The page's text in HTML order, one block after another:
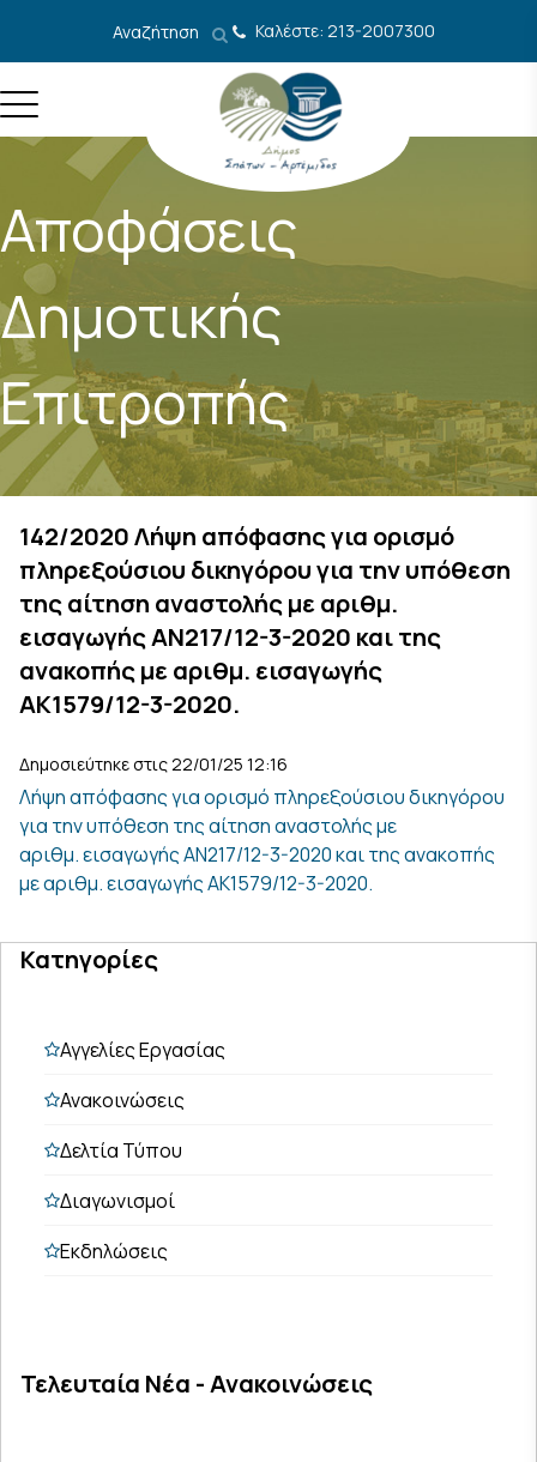
Αναζήτηση Καλέστε: 213-2007300
Αποφάσεις
Δημοτικής
Επιτροπής
142/2020 Λήψη απόφασης για ορισμό
πληρεξούσιου δικηγόρου για την υπόθεση
της αίτηση αναστολής με αριθμ.
εισαγωγής ΑΝ217/12-3-2020 και της
ανακοπής με αριθμ. εισαγωγής
ΑΚ1579/12-3-2020.
Δημοσιεύτηκε στις 22/01/25 12:16
Λήψη απόφασης για ορισμό πληρεξούσιου δικηγόρου
για την υπόθεση της αίτηση αναστολής με
αριθμ. εισαγωγής ΑΝ217/12-3-2020 και της ανακοπής
με αριθμ. εισαγωγής ΑΚ1579/12-3-2020.
Κατηγορίες
Αγγελίες Εργασίας
Ανακοινώσεις
Δελτία Τύπου
Διαγωνισμοί
Εκδηλώσεις
Τελευταία Νέα - Ανακοινώσεις